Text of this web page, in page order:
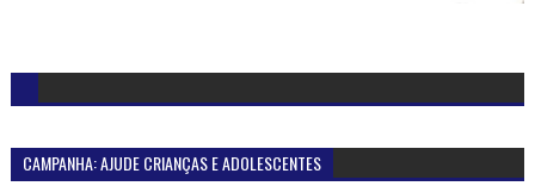
CAMPANHA: AJUDE CRIANÇAS E ADOLESCENTES